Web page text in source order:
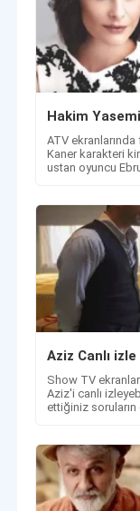
Hakim
ATV
Kaner karakteri
ustan oyuncu
Aziz Canlı izle
Show TV
Aziz'i canlı
ettiğiniz soruların